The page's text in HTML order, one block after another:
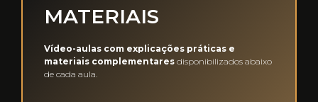
MATERIAIS
Vídeo-aulas com explicações práticas e
materiais complementares disponibilizados abaixo
de cada aula.